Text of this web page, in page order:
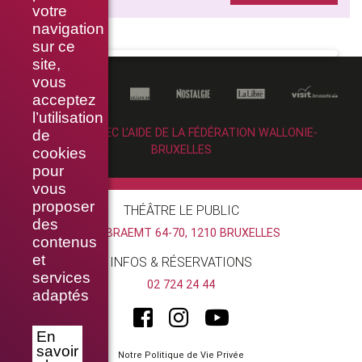
votre
navigation
sur ce
site,
vous
acceptez
l’utilisation
de
cookies
pour
vous
proposer
des
contenus
et
services
adaptés
En
savoir
RÉALISÉ AVEC L’AIDE DE LA FÉDÉRATION WALLONIE-
BRUXELLES
THÉÂTRE LE PUBLIC
RUE BRAEMT 64-70, 1210 BRUXELLES
INFOS & RÉSERVATIONS
02 724 24 44
Notre Politique de Vie Privée